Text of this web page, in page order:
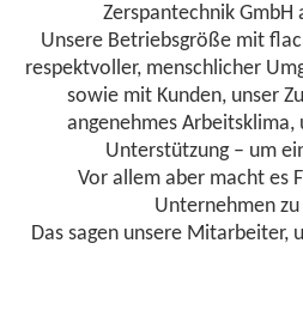
Zerspantechnik GmbH
Unsere Betriebsgröße mit
respektvoller, menschlicher
sowie mit Kunden, unser
angenehmes Arbeitsklima,
Unterstützung – um
Vor allem aber macht es
Unternehmen
Das sagen unsere Mitarbeiter,